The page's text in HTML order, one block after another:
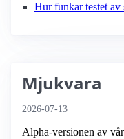
Hur funkar testet av
Mjukvara
2026-07-13
Alpha-versionen av